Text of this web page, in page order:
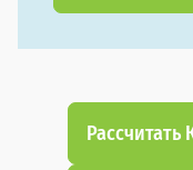
Рассчитать